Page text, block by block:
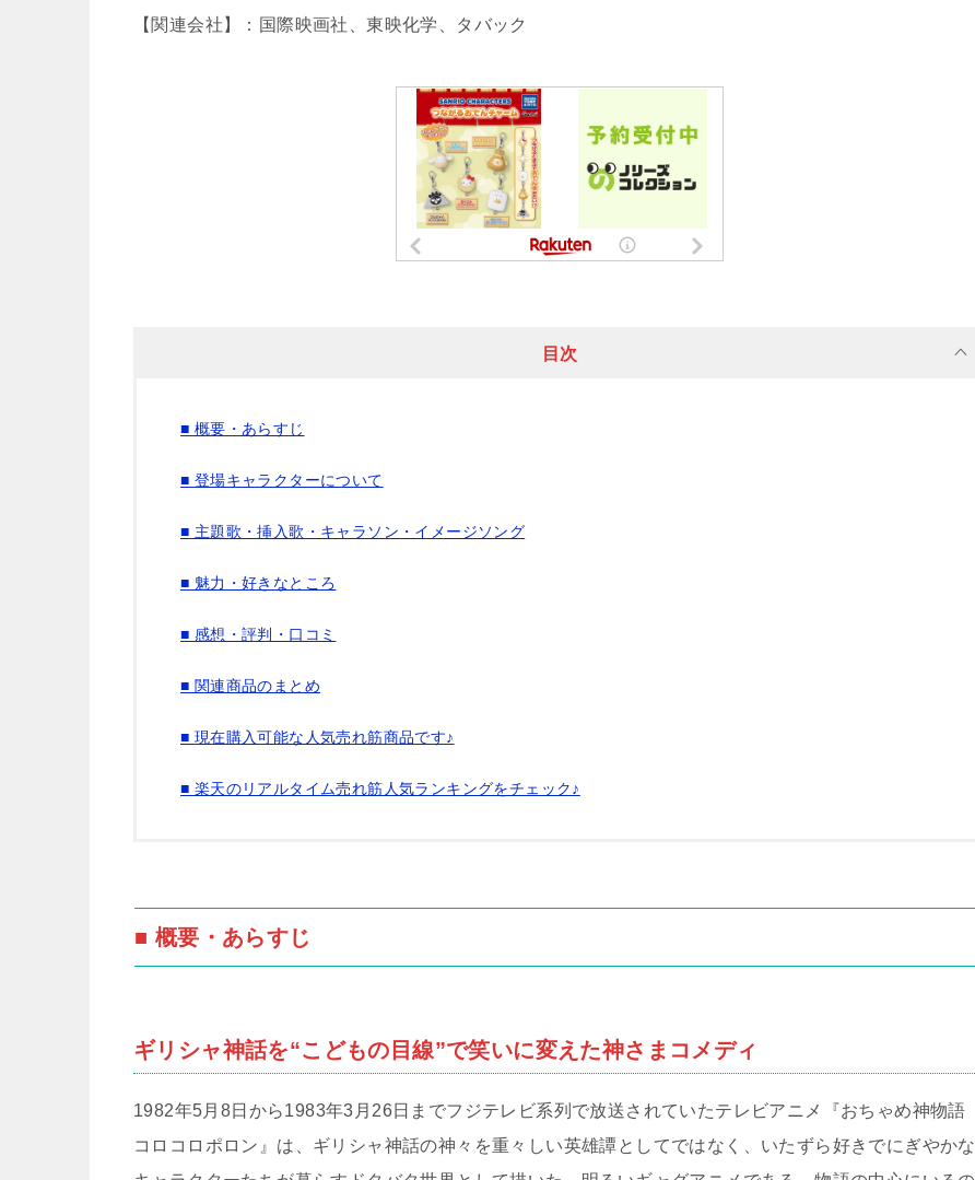
【関連会社】：国際映画社、東映化学、タバック
目次
■ 概要・あらすじ
■ 登場キャラクターについて
■ 主題歌・挿入歌・キャラソン・イメージソング
■ 魅力・好きなところ
■ 感想・評判・口コミ
■ 関連商品のまとめ
■ 現在購入可能な人気売れ筋商品です♪
■ 楽天のリアルタイム売れ筋人気ランキングをチェック♪
■ 概要・あらすじ
ギリシャ神話を“こどもの目線”で笑いに変えた神さまコメディ
1982年5月8日から1983年3月26日までフジテレビ系列で放送されていたテレビアニメ『おちゃめ神物語
コロコロポロン』は、ギリシャ神話の神々を重々しい英雄譚としてではなく、いたずら好きでにぎやかな